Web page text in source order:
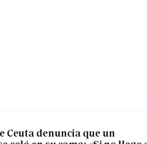
Ceuta denuncia que un